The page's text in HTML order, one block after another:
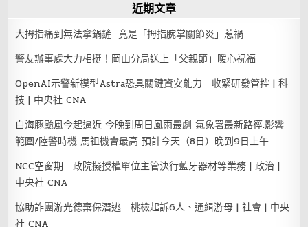
近期文章
大拇指痛到無法拿鍋鏟 竟是「拇指腕掌關節炎」惹禍
警友辦事處大力相挺！岡山分局送上「父親節」暖心祝福
OpenAI示警新模型Astra恐具關鍵資安能力 收緊研發管控 | 科
技 | 中央社 CNA
白海豚颱風今起逼近 今晚到周日風雨最劇 氣象署最新路徑.影響
範圍/陸警時機 馬祖機會最高 預計今天（8日）晚到9日上午
NCC空窗期 政院擬授權單位主管決行藍牙器材等業務 | 政治 |
中央社 CNA
協助詐團游光德棄保潛逃 桃檢起訴6人、通緝游母 | 社會 | 中央
社 CNA